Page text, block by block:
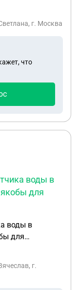
суммы не
( но не
код.
г. Москва
что
воды в
для
воды в
для
что якобы
уменьшения
г.